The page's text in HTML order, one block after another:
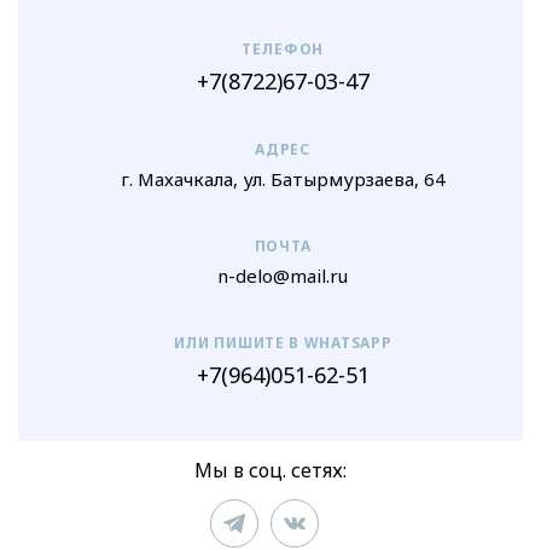
ТЕЛЕФОН
+7(8722)67-03-47
АДРЕС
г. Махачкала, ул. Батырмурзаева, 64
ПОЧТА
n-delo@mail.ru
ИЛИ ПИШИТЕ В WHATSAPP
+7(964)051-62-51
Мы в соц. сетях: